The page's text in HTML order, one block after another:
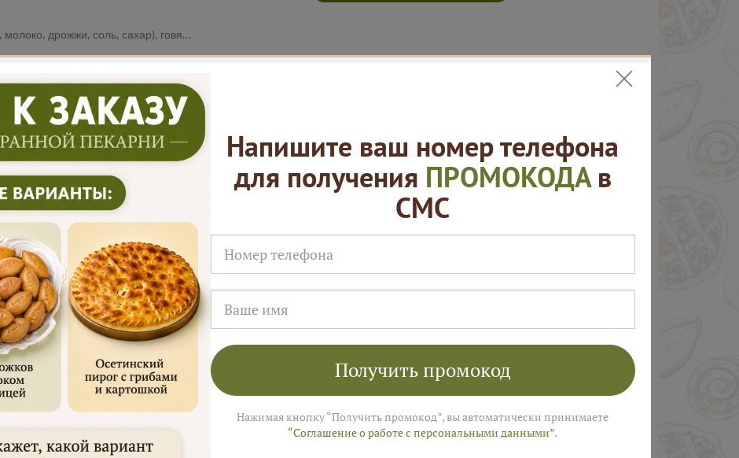
говядина, шампиньоны, репчатый лук, соль, черный перец.
Нам доверяют
Русские Пироги это
на заказ в августе!
и мы пришлем промокод для подарка в смс
ПОЛУЧИТЬ
Напишите ваш номер телефона
для получения ПРОМОКОДАв
СМС
Получить промокод
Нажимая кнопку “Получить промокод”, вы автоматически принимаете
“Соглашение о работе с персональными данными”.